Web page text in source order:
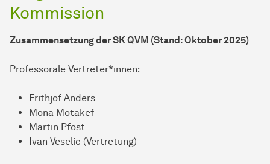
Kommission
Zusammensetzung der SK QVM (Stand: Oktober 2025)
Professorale Vertreter*innen:
Frithjof Anders
Mona Motakef
Martin Pfost
Ivan Veselic (Vertretung)